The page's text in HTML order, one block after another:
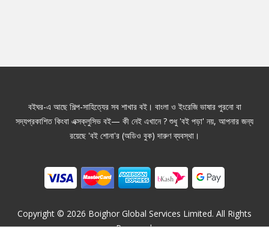
বইঘর-এ আছে শিল্প-সাহিত্যের সব শাখার বই। বাংলা ও ইংরেজি ভাষার পুরনো বা
সদ্যপ্রকাশিত কিংবা এক্সক্লুসিভ বই— কী নেই এখানে ? শুধু 'বই পড়া' নয়, আপনার জন্য
রয়েছে 'বই শোনা'র (অডিও বুক) দারুণ ব্যবস্থা।
Copyright © 2026 Boighor Global Services Limited. All Rights
Reserved.